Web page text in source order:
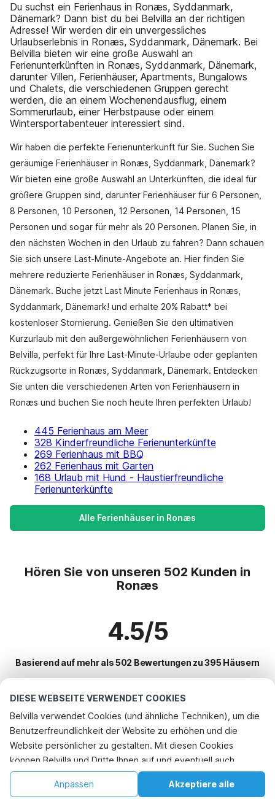
DIESE WEBSEITE VERWENDET COOKIES
Belvilla verwendet Cookies (und ähnliche Techniken), um die
Benutzerfreundlichkeit der Website zu erhöhen und die
Website persönlicher zu gestalten. Mit diesen Cookies
können Belvilla und Dritte Ihnen auf und eventuell auch
außerhalb unserer Website folgen, um Werbung Ihren
Interessen anzupassen und das Teilen von Informationen über
Akzeptiere alle
Anpassen
Du suchst ein Ferienhaus in Ronæs, Syddanmark,
Dänemark? Dann bist du bei Belvilla an der richtigen
Adresse! Wir werden dir ein unvergessliches
Urlaubserlebnis in Ronæs, Syddanmark, Dänemark. Bei
Belvilla bieten wir eine große Auswahl an
Ferienunterkünften in Ronæs, Syddanmark, Dänemark,
darunter Villen, Ferienhäuser, Apartments, Bungalows
und Chalets, die verschiedenen Gruppen gerecht
werden, die an einem Wochenendausflug, einem
Sommerurlaub, einer Herbstpause oder einem
Wintersportabenteuer interessiert sind.
Wir haben die perfekte Ferienunterkunft für Sie. Suchen Sie
geräumige Ferienhäuser in Ronæs, Syddanmark, Dänemark?
Wir bieten eine große Auswahl an Unterkünften, die ideal für
größere Gruppen sind, darunter Ferienhäuser für 6 Personen,
8 Personen, 10 Personen, 12 Personen, 14 Personen, 15
Personen und sogar für mehr als 20 Personen. Planen Sie, in
den nächsten Wochen in den Urlaub zu fahren? Dann schauen
Sie sich unsere Last-Minute-Angebote an. Hier finden Sie
mehrere reduzierte Ferienhäuser in Ronæs, Syddanmark,
Dänemark. Buche jetzt Last Minute Ferienhaus in Ronæs,
Syddanmark, Dänemark! und erhalte 20% Rabatt* bei
kostenloser Stornierung. Genießen Sie den ultimativen
Kurzurlaub mit den außergewöhnlichen Ferienhäusern von
Belvilla, perfekt für Ihre Last-Minute-Urlaube oder geplanten
Rückzugsorte in Ronæs, Syddanmark, Dänemark. Entdecken
Sie unten die verschiedenen Arten von Ferienhäusern in
Ronæs und buchen Sie noch heute Ihren perfekten Urlaub!
445 Ferienhaus am Meer
328 Kinderfreundliche Ferienunterkünfte
269 Ferienhaus mit BBQ
262 Ferienhaus mit Garten
168 Urlaub mit Hund - Haustierfreundliche
Ferienunterkünfte
Alle Ferienhäuser in Ronæs
Hören Sie von unseren 502 Kunden in
Ronæs
4.5/5
Basierend auf mehr als 502 Bewertungen zu 395 Häusern
Beliebteste Reiseziele für Urlaub
Top-Städte mit Top-Annehmlichkeiten für den Urlaub
Ferienhaus am Meer esberg
Ferienhaus am Meer esbjerg
Ferienhaus am Meer bramming-sogn
Beliebte Ausstattungen für Urlaub in Ronaes
Ferienhaus am Meer
Beliebte Städte für den Urlaub in Syddanmark
Startseite Wunschliste Buchungen Konto